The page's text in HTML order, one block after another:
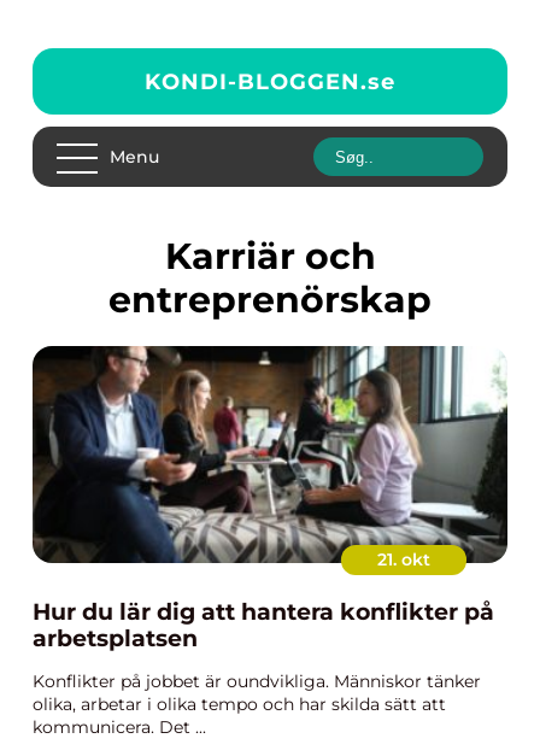
KONDI-BLOGGEN.se
Menu
Karriär och
entreprenörskap
21. okt
Hur du lär dig att hantera konflikter på
arbetsplatsen
Konflikter på jobbet är oundvikliga. Människor tänker
olika, arbetar i olika tempo och har skilda sätt att
kommunicera. Det ...